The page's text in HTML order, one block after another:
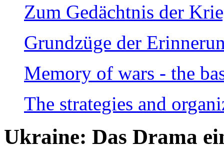
Zum Gedächtnis der
Grundzüge der
Memory of wars - the
The strategies and
Ukraine: Das Drama